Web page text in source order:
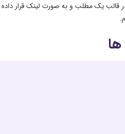
قالب یک مطلب و به صورت لینک قرار